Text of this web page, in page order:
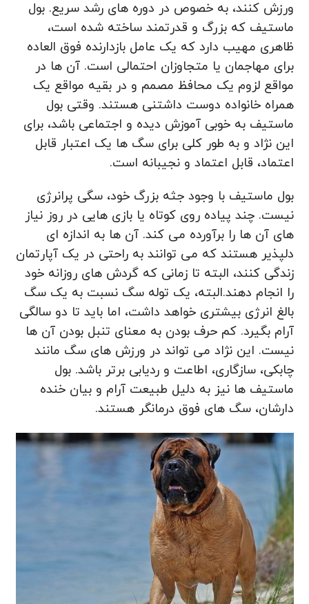
ورزش کنند، به خصوص در دوره های رشد سریع. بول
ماستیف که بزرگ و قدرتمند ساخته شده است،
ظاهری مهیب دارد که یک عامل بازدارنده فوق العاده
برای مهاجمان یا متجاوزان احتمالی است. آن ها در
مواقع لزوم یک محافظ مصمم و در بقیه مواقع یک
همراه خانواده دوست داشتنی هستند. وقتی بول
ماستیف به خوبی آموزش دیده و اجتماعی باشد، برای
این نژاد و به طور کلی برای سگ ها یک اعتبار قابل
اعتماد، قابل اعتماد و نجیبانه است.
بول ماستیف با وجود جثه بزرگ خود، سگی پرانرژی
نیست. چند پیاده روی کوتاه یا بازی هایی در روز نیاز
های آن ها را برآورده می کند. آن‌ ها به اندازه ‌ای
دلپذیر هستند که می‌ توانند به راحتی در یک آپارتمان
زندگی کنند، البته تا زمانی که گردش‌ های روزانه خود
را انجام دهند.البته، یک توله سگ نسبت به یک سگ
بالغ انرژی بیشتری خواهد داشت، اما باید تا دو سالگی
آرام بگیرد. کم حرف بودن به معنای تنبل بودن آن ها
نیست. این نژاد می تواند در ورزش های سگ مانند
چابکی، سازگاری، اطاعت و ردیابی برتر باشد. بول
ماستیف ها نیز به دلیل طبیعت آرام و بیان خنده
دارشان، سگ های فوق درمانگر هستند.